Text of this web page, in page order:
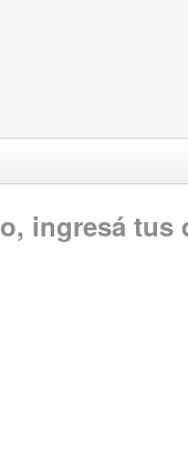
ingresá tus